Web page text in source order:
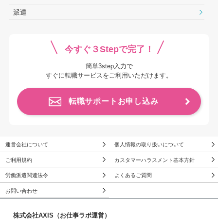
派遣
今すぐ３Stepで完了！
簡単3step入力で
すぐに転職サービスをご利用いただけます。
転職サポートお申し込み
運営会社について 個人情報の取り扱いについて
ご利用規約 カスタマーハラスメント基本方針
労働派遣関連法令 よくあるご質問
お問い合わせ
株式会社AXIS（お仕事ラボ運営）